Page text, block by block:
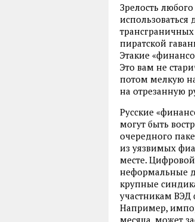
Зрелость
использоваться
пиратской
Этакие
Это вам не
потом мелкую
на отрезанную
Русские
могут быть
очередного
из уязвимых
месте.
неформальные
крупные
участникам
Например,
месяца, может